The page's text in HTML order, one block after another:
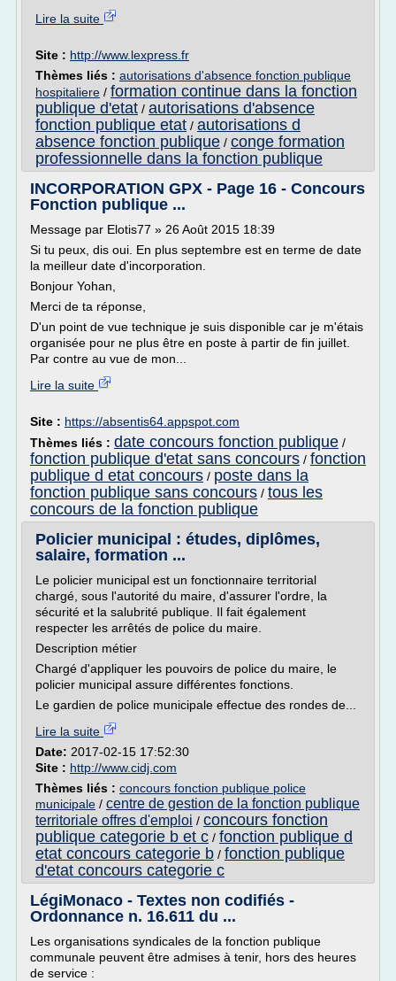
Lire la suite
Site : http://www.lexpress.fr
Thèmes liés : autorisations d'absence fonction publique
hospitaliere / formation continue dans la fonction
publique d'etat / autorisations d'absence
fonction publique etat / autorisations d
absence fonction publique / conge formation
professionnelle dans la fonction publique
INCORPORATION GPX - Page 16 - Concours
Fonction publique ...
Message par Elotis77 » 26 Août 2015 18:39
Si tu peux, dis oui. En plus septembre est en terme de date
la meilleur date d'incorporation.
Bonjour Yohan,
Merci de ta réponse,
D'un point de vue technique je suis disponible car je m'étais
organisée pour ne plus être en poste à partir de fin juillet.
Par contre au vue de mon...
Lire la suite
Site : https://absentis64.appspot.com
Thèmes liés : date concours fonction publique /
fonction publique d'etat sans concours / fonction
publique d etat concours / poste dans la
fonction publique sans concours / tous les
concours de la fonction publique
Policier municipal : études, diplômes,
salaire, formation ...
Le policier municipal est un fonctionnaire territorial
chargé, sous l'autorité du maire, d'assurer l'ordre, la
sécurité et la salubrité publique. Il fait également
respecter les arrêtés de police du maire.
Description métier
Chargé d'appliquer les pouvoirs de police du maire, le
policier municipal assure différentes fonctions.
Le gardien de police municipale effectue des rondes de...
Lire la suite
Date: 2017-02-15 17:52:30
Site : http://www.cidj.com
Thèmes liés : concours fonction publique police
municipale / centre de gestion de la fonction publique
territoriale offres d'emploi / concours fonction
publique categorie b et c / fonction publique d
etat concours categorie b / fonction publique
d'etat concours categorie c
LégiMonaco - Textes non codifiés -
Ordonnance n. 16.611 du ...
Les organisations syndicales de la fonction publique
communale peuvent être admises à tenir, hors des heures
de service :